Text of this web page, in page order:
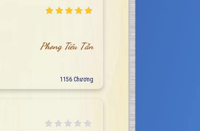
Phong Tiêu Tẫn
1156 Chương